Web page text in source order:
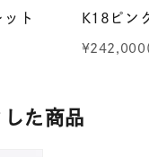
ト K18ピン
¥242,000
た商品